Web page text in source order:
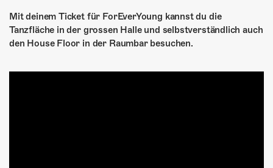
Mit deinem Ticket für ForEverYoung kannst du die
Tanzfläche in der grossen Halle und selbstverständlich auch
den House Floor in der Raumbar besuchen.